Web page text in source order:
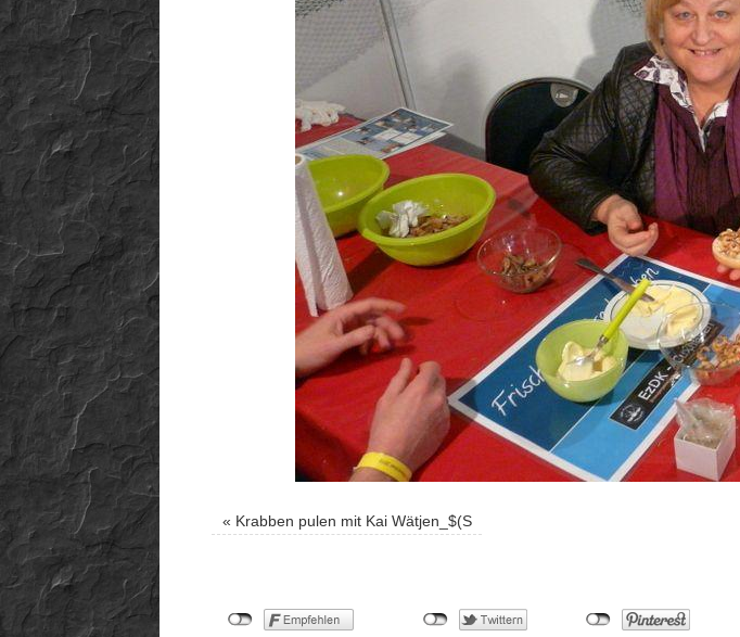
« Krabben pulen mit Kai Wätjen_$(S